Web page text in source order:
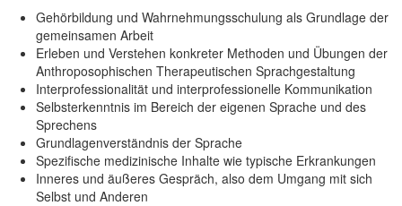
Gehörbildung und Wahrnehmungsschulung als Grundlage der
gemeinsamen Arbeit
Erleben und Verstehen konkreter Methoden und Übungen der
Anthroposophischen Therapeutischen Sprachgestaltung
Interprofessionalität und interprofessionelle Kommunikation
Selbsterkenntnis im Bereich der eigenen Sprache und des
Sprechens
Grundlagenverständnis der Sprache
Spezifische medizinische Inhalte wie typische Erkrankungen
Inneres und äußeres Gespräch, also dem Umgang mit sich
Selbst und Anderen